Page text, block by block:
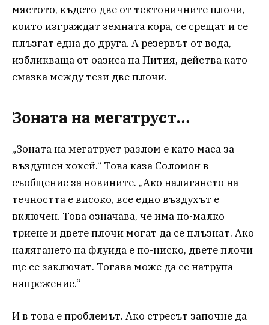
мястото, където две от тектоничните плочи,
които изграждат земната кора, се срещат и се
плъзгат една до друга. А резервът от вода,
избликваща от оазиса на Пития, действа като
смазка между тези две плочи.
Зоната на мегатруст…
„Зоната на мегатруст разлом е като маса за
въздушен хокей.“ Това каза Соломон в
съобщение за новините. „Ако налягането на
течността е високо, все едно въздухът е
включен. Това означава, че има по-малко
триене и двете плочи могат да се плъзнат. Ако
налягането на флуида е по-ниско, двете плочи
ще се заключат. Тогава може да се натрупа
напрежение.“
И в това е проблемът. Ако стресът започне да